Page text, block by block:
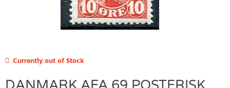
Currently out of Stock